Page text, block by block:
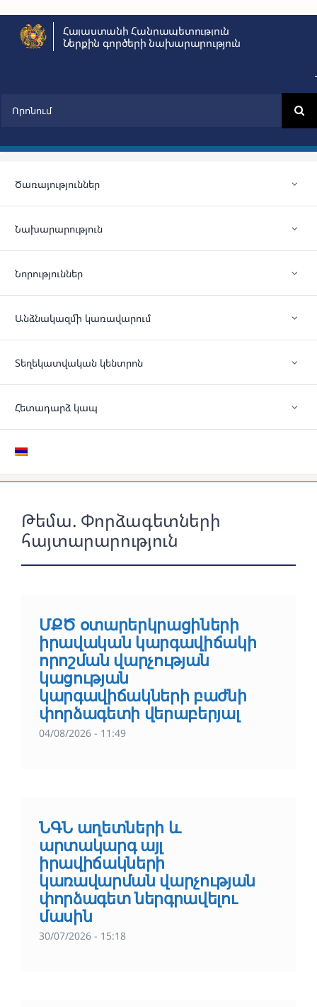
content
Հայաստանի Հանրապետություն
Ներքին գործերի նախարարություն
Ծառայություններ
Նախարարություն
Նորություններ
Անձնակազմի կառավարում
Տեղեկատվական կենտրոն
Հետադարձ կապ
Թեմա. Փորձագետների
հայտարարություն
ՄՔԾ օտարերկրացիների
իրավական կարգավիճակի
որոշման վարչության
կացության
կարգավիճակների բաժնի
փորձագետի վերաբերյալ
04/08/2026 - 11:49
ՆԳՆ աղետների և
արտակարգ այլ
իրավիճակների
կառավարման վարչության
փորձագետ ներգրավելու
մասին
30/07/2026 - 15:18